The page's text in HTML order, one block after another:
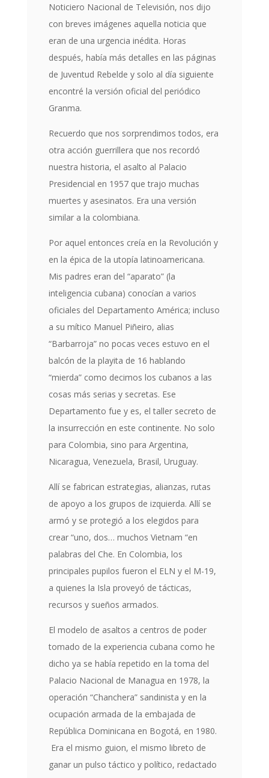
Noticiero Nacional de Televisión, nos dijo
con breves imágenes aquella noticia que
eran de una urgencia inédita. Horas
después, había más detalles en las páginas
de Juventud Rebelde y solo al día siguiente
encontré la versión oficial del periódico
Granma.
Recuerdo que nos sorprendimos todos, era
otra acción guerrillera que nos recordó
nuestra historia, el asalto al Palacio
Presidencial en 1957 que trajo muchas
muertes y asesinatos. Era una versión
similar a la colombiana.
Por aquel entonces creía en la Revolución y
en la épica de la utopía latinoamericana.
Mis padres eran del “aparato” (la
inteligencia cubana) conocían a varios
oficiales del Departamento América; incluso
a su mítico Manuel Piñeiro, alias
“Barbarroja” no pocas veces estuvo en el
balcón de la playita de 16 hablando
“mierda” como decimos los cubanos a las
cosas más serias y secretas. Ese
Departamento fue y es, el taller secreto de
la insurrección en este continente. No solo
para Colombia, sino para Argentina,
Nicaragua, Venezuela, Brasil, Uruguay.
Allí se fabrican estrategias, alianzas, rutas
de apoyo a los grupos de izquierda. Allí se
armó y se protegió a los elegidos para
crear “uno, dos… muchos Vietnam “en
palabras del Che. En Colombia, los
principales pupilos fueron el ELN y el M-19,
a quienes la Isla proveyó de tácticas,
recursos y sueños armados.
El modelo de asaltos a centros de poder
tomado de la experiencia cubana como he
dicho ya se había repetido en la toma del
Palacio Nacional de Managua en 1978, la
operación “Chanchera” sandinista y en la
ocupación armada de la embajada de
República Dominicana en Bogotá, en 1980.
Era el mismo guion, el mismo libreto de
ganar un pulso táctico y político, redactado